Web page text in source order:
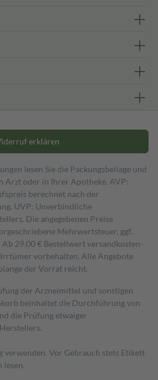
erklären
lesen Sie die Packungsbeilage und
Arzt oder in Ihrer Apotheke. AVP:
berechnet nach der
UVP: Unverbindliche
Die angegebenen Preise
Mehrwertsteuer, ggf.
Ab 29,00 € Bestell­wert versand­kosten­
vorbehalten. Alle Angebote
der Vorrat reicht.
der Arzneimittel und sonstigen
beinhaltet die Durchführung von
die Prüfung etwaiger
verwenden. Vor Gebrauch stets Etikett